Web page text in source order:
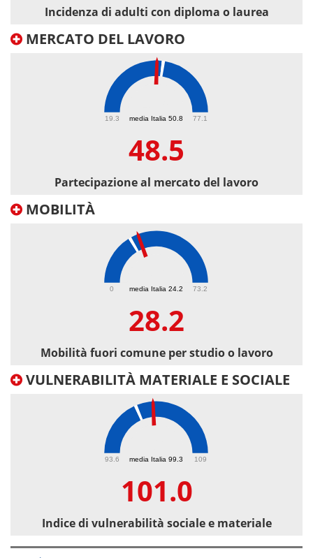
Incidenza di adulti con diploma o laurea
MERCATO DEL LAVORO
media Italia 50.8
19.3 77.1
48.5
Partecipazione al mercato del lavoro
MOBILITÀ
media Italia 24.2
0 73.2
28.2
Mobilità fuori comune per studio o lavoro
VULNERABILITÀ MATERIALE E SOCIALE
media Italia 99.3
93.6 109
101.0
Indice di vulnerabilità sociale e materiale